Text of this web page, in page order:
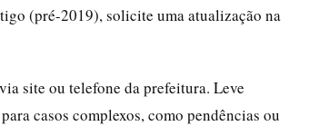
(pré-2019), solicite uma atualização na
site ou telefone da prefeitura. Leve
casos complexos, como pendências ou